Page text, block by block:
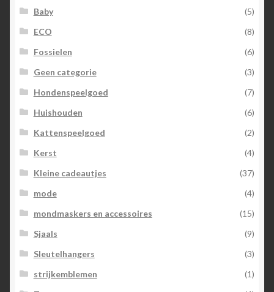
Baby
(5)
ECO
(8)
Fossielen
(6)
Geen categorie
(3)
Hondenspeelgoed
(7)
Huishouden
(6)
Kattenspeelgoed
(2)
Kerst
(4)
Kleine cadeautjes
(37)
mode
(4)
mondmaskers en accessoires
(15)
Sjaals
(9)
Sleutelhangers
(3)
strijkemblemen
(1)